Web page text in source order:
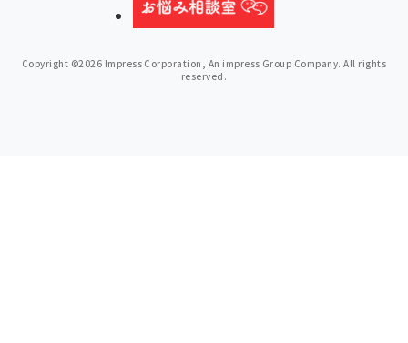
Copyright ©2026 Impress Corporation, An impress Group Company. All rights
reserved.